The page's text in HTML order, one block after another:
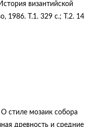
византийской
1986. Т.1. 329 с.; Т.2. 14
стиле мозаик собора
древность и средние